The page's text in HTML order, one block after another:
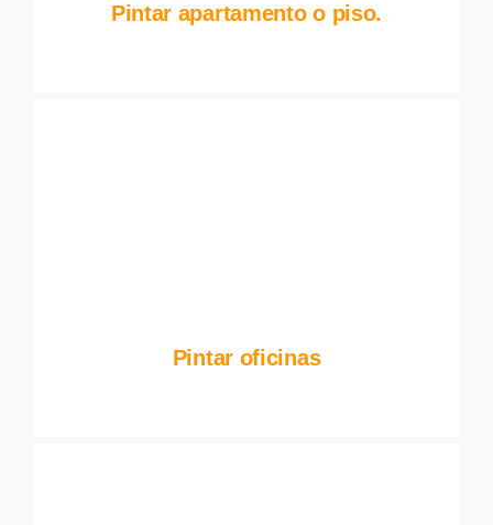
Pintar apartamento o piso.
Pintar oficinas